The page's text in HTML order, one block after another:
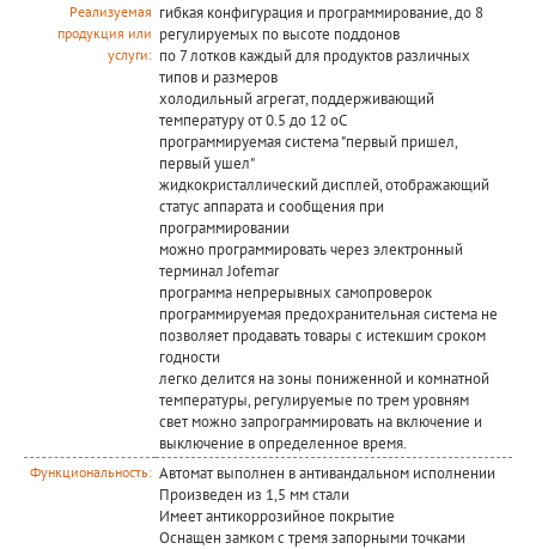
Реализуемая
продукция или
услуги:
гибкая конфигурация и программирование, до 8
регулируемых по высоте поддонов
по 7 лотков каждый для продуктов различных
типов и размеров
холодильный агрегат, поддерживающий
температуру от 0.5 до 12 oC
программируемая система "первый пришел,
первый ушел"
жидкокристаллический дисплей, отображающий
статус аппарата и сообщения при
программировании
можно программировать через электронный
терминал Jofemar
программа непрерывных самопроверок
программируемая предохранительная система не
позволяет продавать товары с истекшим сроком
годности
легко делится на зоны пониженной и комнатной
температуры, регулируемые по трем уровням
свет можно запрограммировать на включение и
выключение в определенное время.
Функциональность: Автомат выполнен в антивандальном исполнении
Произведен из 1,5 мм стали
Имеет антикоррозийное покрытие
Оснащен замком с тремя запорными точками